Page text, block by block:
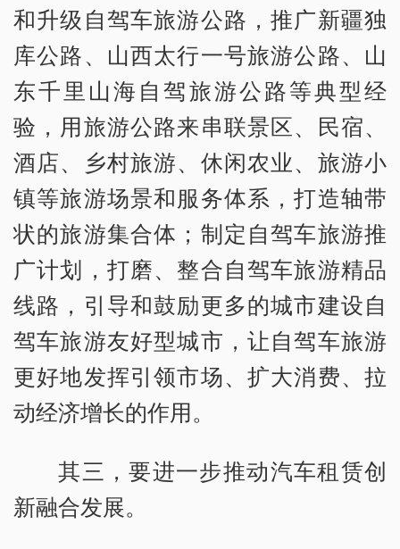
和升级自驾车旅游公路，推广新疆独
库公路、山西太行一号旅游公路、山
东千里山海自驾旅游公路等典型经
验，用旅游公路来串联景区、民宿、
酒店、乡村旅游、休闲农业、旅游小
镇等旅游场景和服务体系，打造轴带
状的旅游集合体；制定自驾车旅游推
广计划，打磨、整合自驾车旅游精品
线路，引导和鼓励更多的城市建设自
驾车旅游友好型城市，让自驾车旅游
更好地发挥引领市场、扩大消费、拉
动经济增长的作用。
其三，要进一步推动汽车租赁创
新融合发展。